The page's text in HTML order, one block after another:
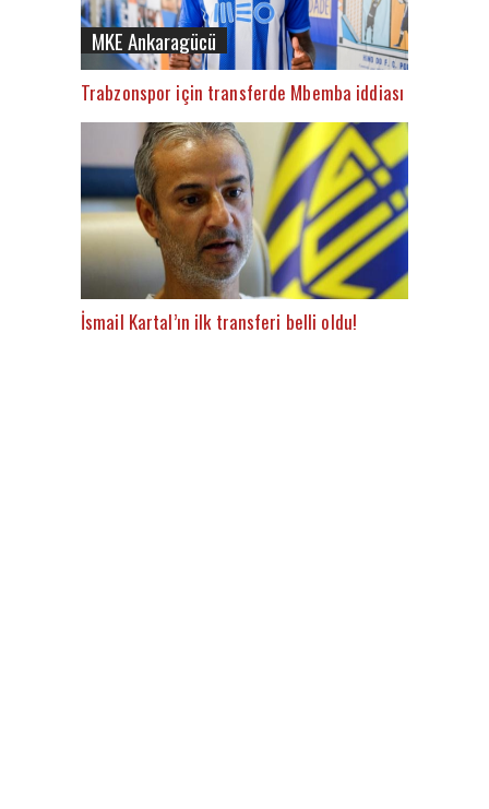
MKE Ankaragücü
Trabzonspor için transferde Mbemba iddiası
İsmail Kartal’ın ilk transferi belli oldu!